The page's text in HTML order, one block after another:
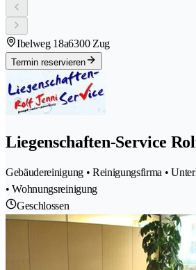
Ibelweg 18a6300 Zug
Termin reservieren
Liegenschaften-Service
Gebäudereinigung • Reinigungsfirma •
• Wohnungsreinigung
Geschlossen